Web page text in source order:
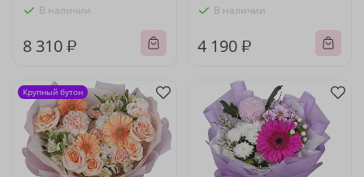
В наличии
8 310 ₽
В наличии
4 190 ₽
Крупный бутон